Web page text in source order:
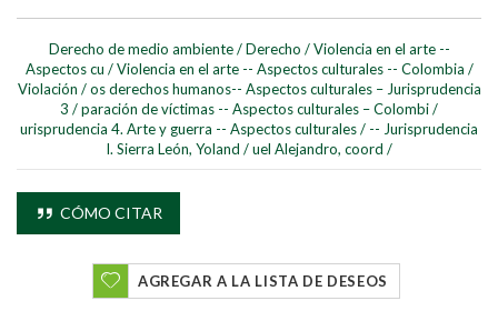
Derecho de medio ambiente / Derecho / Violencia en el arte --
Aspectos cu / Violencia en el arte -- Aspectos culturales -- Colombia /
Violación / os derechos humanos-- Aspectos culturales – Jurisprudencia
3 /paración de víctimas -- Aspectos culturales – Colombi/
urisprudencia 4. Arte y guerra -- Aspectos culturales/ -- Jurisprudencia
I. Sierra León, Yoland /uel Alejandro, coord /
CÓMO CITAR
AGREGAR A LA LISTA DE DESEOS